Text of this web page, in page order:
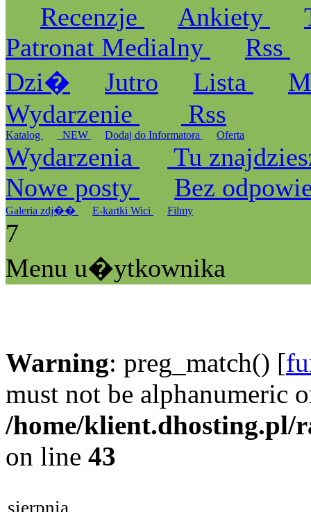
Recenzje
Ankiety
Patronat Medialny
Rss
Dzi�
Jutro Lista
Wydarzenie
Rss
Katalog _NEW Dodaj do Informatora Oferta
Wydarzenia
Tu
Nowe posty
Bez
Galeria zdj�� E-kartki Wici Filmy
7
Menu u�ytkownika
Warning: preg_match() [
must not be alphanumeric
/home/klient.dhosting.pl/
on line 43
sierpnia